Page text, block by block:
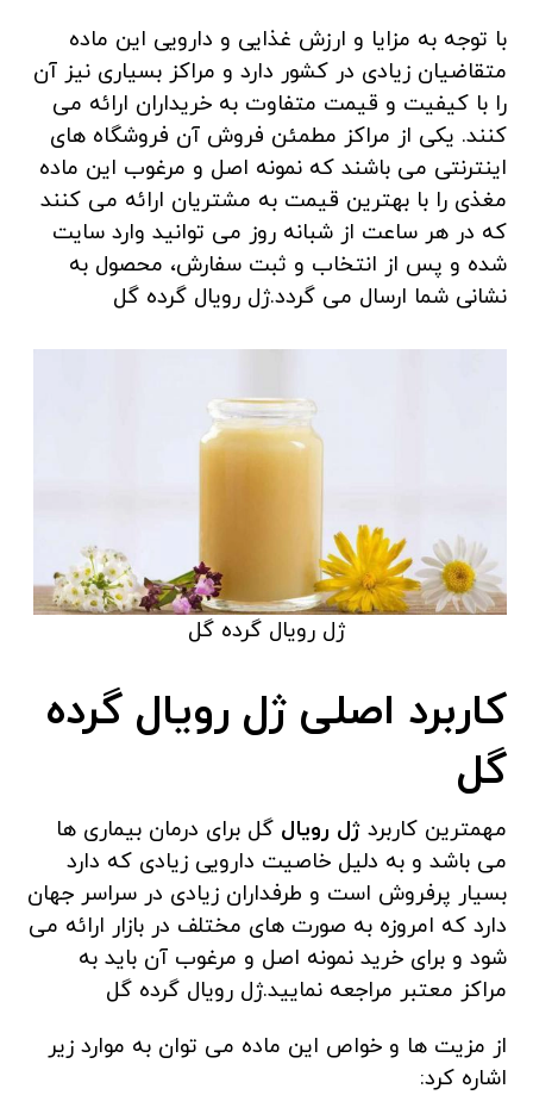
با توجه به مزایا و ارزش غذایی و دارویی این ماده
متقاضیان زیادی در کشور دارد و مراکز بسیاری نیز آن
را با کیفیت و قیمت متفاوت به خریداران ارائه می
کنند. یکی از مراکز مطمئن فروش آن فروشگاه های
اینترنتی می باشند که نمونه اصل و مرغوب این ماده
مغذی را با بهترین قیمت به مشتریان ارائه می کنند
که در هر ساعت از شبانه روز می توانید وارد سایت
شده و پس از انتخاب و ثبت سفارش، محصول به
نشانی شما ارسال می گردد.ژل رویال گرده گل
ژل رویال گرده گل
کاربرد اصلی ژل رویال گرده
گل
مهمترین کاربردژل رویال گل برای درمان بیماری ها
می باشد و به دلیل خاصیت دارویی زیادی که دارد
بسیار پرفروش است و طرفداران زیادی در سراسر جهان
دارد که امروزه به صورت های مختلف در بازار ارائه می
شود و برای خرید نمونه اصل و مرغوب آن باید به
مراکز معتبر مراجعه نمایید.ژل رویال گرده گل
از مزیت ها و خواص این ماده می توان به موارد زیر
اشاره کرد: